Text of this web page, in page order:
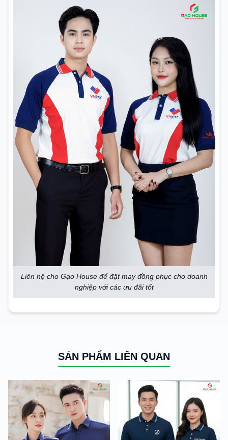
Liên hệ cho Gạo House để đặt may đồng phục cho doanh
nghiệp với các ưu đãi tốt
SẢN PHẨM LIÊN QUAN